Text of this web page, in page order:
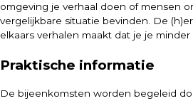
omgeving je verhaal doen of mensen
vergelijkbare situatie bevinden. De
elkaars verhalen maakt dat je je minder
Praktische informatie
De bijeenkomsten worden begeleid